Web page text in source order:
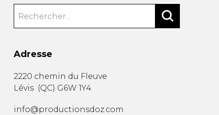
Adresse
2220 chemin du Fleuve
Lévis (QC) G6W 1Y4
info@productionsdoz.com